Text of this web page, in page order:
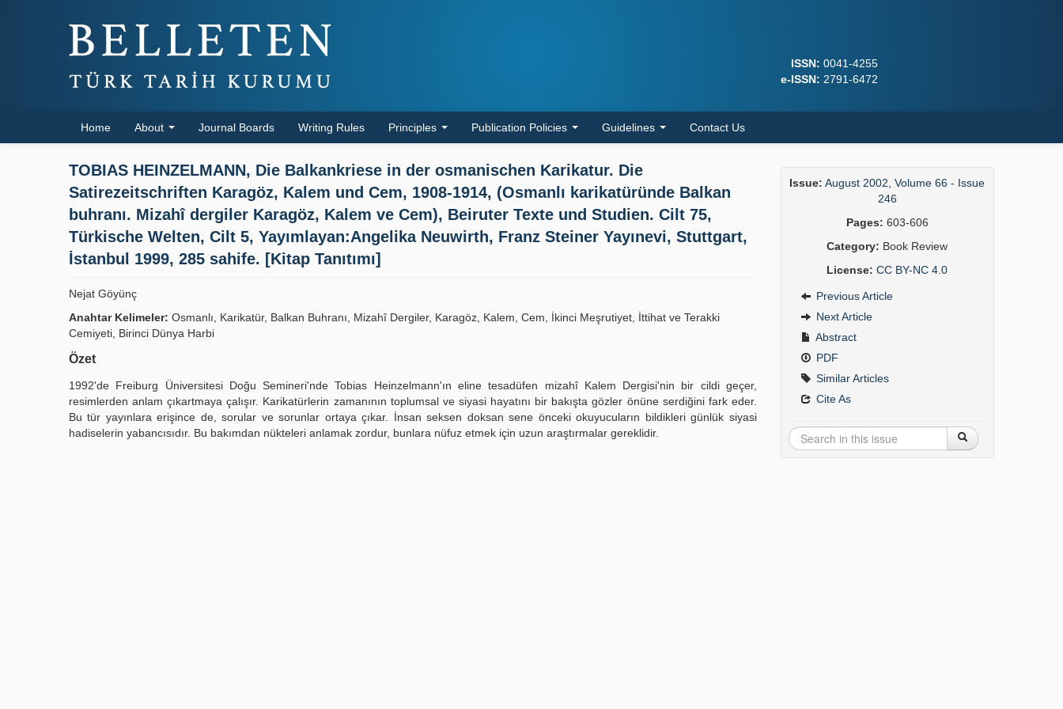
ISSN: 0041-4255
e-ISSN: 2791-6472
Home About Journal Boards Writing Rules Principles Publication Policies Guidelines Contact Us
TOBIAS HEINZELMANN, Die Balkankriese in der osmanischen Karikatur. Die
Satirezeitschriften Karagöz, Kalem und Cem, 1908-1914, (Osmanlı karikatüründe Balkan
buhranı. Mizahî dergiler Karagöz, Kalem ve Cem), Beiruter Texte und Studien. Cilt 75,
Türkische Welten, Cilt 5, Yayımlayan:Angelika Neuwirth, Franz Steiner Yayınevi, Stuttgart,
İstanbul 1999, 285 sahife. [Kitap Tanıtımı]
Nejat Göyünç
Anahtar Kelimeler: Osmanlı, Karikatür, Balkan Buhranı, Mizahî Dergiler, Karagöz, Kalem, Cem, İkinci Meşrutiyet, İttihat ve Terakki
Cemiyeti, Birinci Dünya Harbi
Özet
1992'de Freiburg Üniversitesi Doğu Semineri'nde Tobias Heinzelmann'ın eline tesadüfen mizahî Kalem Dergisi'nin bir cildi geçer,
resimlerden anlam çıkartmaya çalışır. Karikatürlerin zamanının toplumsal ve siyasi hayatını bir bakışta gözler önüne serdiğini fark eder.
Bu tür yayınlara erişince de, sorular ve sorunlar ortaya çıkar. İnsan seksen doksan sene önceki okuyucuların bildikleri günlük siyasi
hadiselerin yabancısıdır. Bu bakımdan nükteleri anlamak zordur, bunlara nüfuz etmek için uzun araştırmalar gereklidir.
Issue: August 2002, Volume 66 - Issue
246
Pages: 603-606
Category: Book Review
License: CC BY-NC 4.0
Previous Article
Next Article
Abstract
PDF
Similar Articles
Cite As